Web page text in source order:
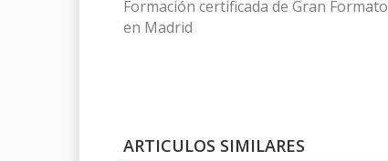
Formación certificada de Gran Formato
en Madrid
ARTICULOS SIMILARES